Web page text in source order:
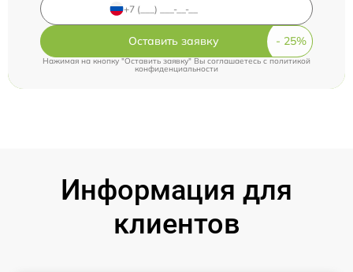
Оставить заявку
Нажимая на кнопку "Оставить заявку" Вы соглашаетесь cполитикой
конфиденциальности
Информация для
клиентов